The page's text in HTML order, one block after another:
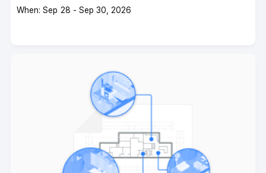
code
Course
When: Sep 28 - Sep 30, 2026